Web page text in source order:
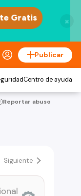
×
Publicar
Centro de ayuda
Reportar abuso
Siguiente